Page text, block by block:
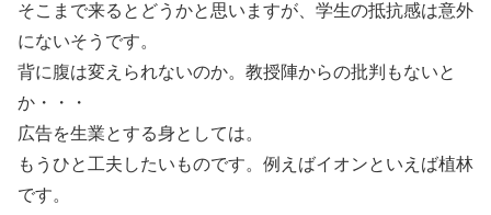
そこまで来るとどうかと思いますが、学生の抵抗感は意外
にないそうです。
背に腹は変えられないのか。教授陣からの批判もないと
か・・・
広告を生業とする身としては。
もうひと工夫したいものです。例えばイオンといえば植林
です。